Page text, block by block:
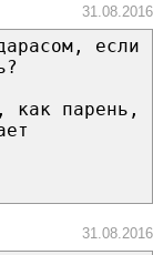
31.08.2016
если
как парень,
31.08.2016